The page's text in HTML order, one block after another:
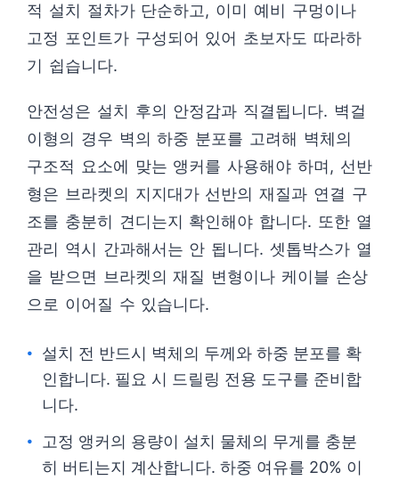
적 설치 절차가 단순하고, 이미 예비 구멍이나
고정 포인트가 구성되어 있어 초보자도 따라하
기 쉽습니다.
안전성은 설치 후의 안정감과 직결됩니다. 벽걸
이형의 경우 벽의 하중 분포를 고려해 벽체의
구조적 요소에 맞는 앵커를 사용해야 하며, 선반
형은 브라켓의 지지대가 선반의 재질과 연결 구
조를 충분히 견디는지 확인해야 합니다. 또한 열
관리 역시 간과해서는 안 됩니다. 셋톱박스가 열
을 받으면 브라켓의 재질 변형이나 케이블 손상
으로 이어질 수 있습니다.
설치 전 반드시 벽체의 두께와 하중 분포를 확
인합니다. 필요 시 드릴링 전용 도구를 준비합
니다.
고정 앵커의 용량이 설치 물체의 무게를 충분
히 버티는지 계산합니다. 하중 여유를 20% 이